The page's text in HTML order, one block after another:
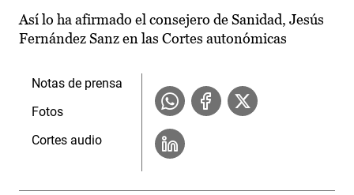
Así lo ha afirmado el consejero de Sanidad, Jesús
Fernández Sanz en las Cortes autonómicas
Notas de prensa
Fotos
Cortes audio